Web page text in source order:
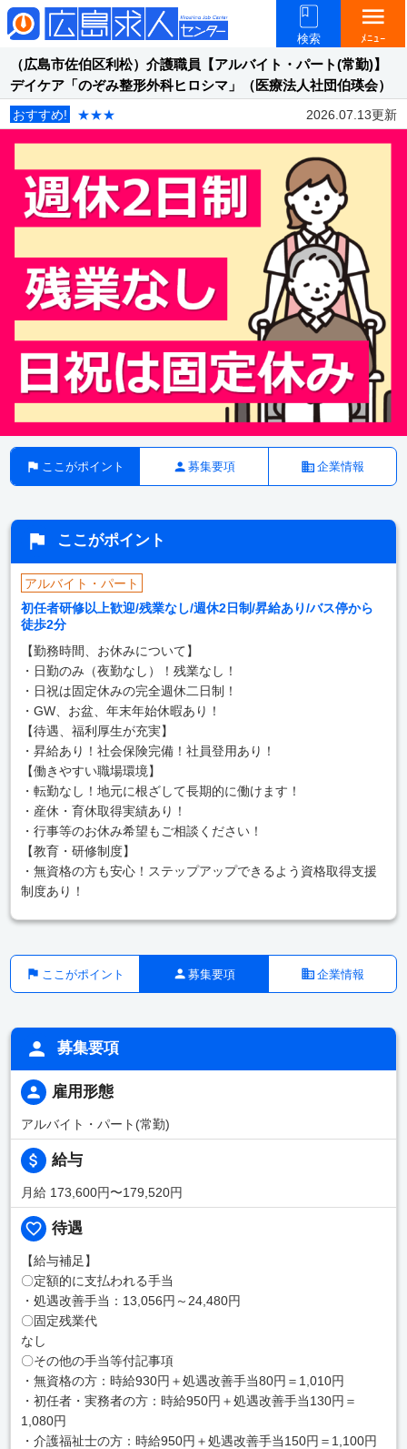
検索
menu
ﾒﾆｭｰ
（広島市佐伯区利松）介護職員【アルバイト・パート(常勤)】
デイケア「のぞみ整形外科ヒロシマ」（医療法人社団伯瑛会）
おすすめ! ★★★ 2026.07.13更新
ここがポイント 募集要項 企業情報
ここがポイント
アルバイト・パート
初任者研修以上歓迎/残業なし/週休2日制/昇給あり/バス停から
徒歩2分
【勤務時間、お休みについて】
・日勤のみ（夜勤なし）！残業なし！
・日祝は固定休みの完全週休二日制！
・GW、お盆、年末年始休暇あり！
【待遇、福利厚生が充実】
・昇給あり！社会保険完備！社員登用あり！
【働きやすい職場環境】
・転勤なし！地元に根ざして長期的に働けます！
・産休・育休取得実績あり！
・行事等のお休み希望もご相談ください！
【教育・研修制度】
・無資格の方も安心！ステップアップできるよう資格取得支援
制度あり！
ここがポイント 募集要項 企業情報
募集要項
雇用形態
アルバイト・パート(常勤)
給与
月給 173,600円〜179,520円
待遇
【給与補足】
〇定額的に支払われる手当
・処遇改善手当：13,056円～24,480円
〇固定残業代
なし
〇その他の手当等付記事項
・無資格の方：時給930円＋処遇改善手当80円＝1,010円
・初任者・実務者の方：時給950円＋処遇改善手当130円＝
1,080円
・介護福祉士の方：時給950円＋処遇改善手当150円＝1,100円